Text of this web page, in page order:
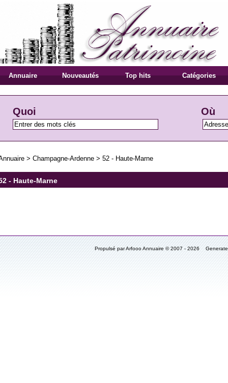
Annuaire Nouveautés Top hits Catégories
Quoi Où
> Champagne-Ardenne > 52 - Haute-Marne
- Haute-Marne
Propulsé par Arfooo Annuaire © 2007 - 2026